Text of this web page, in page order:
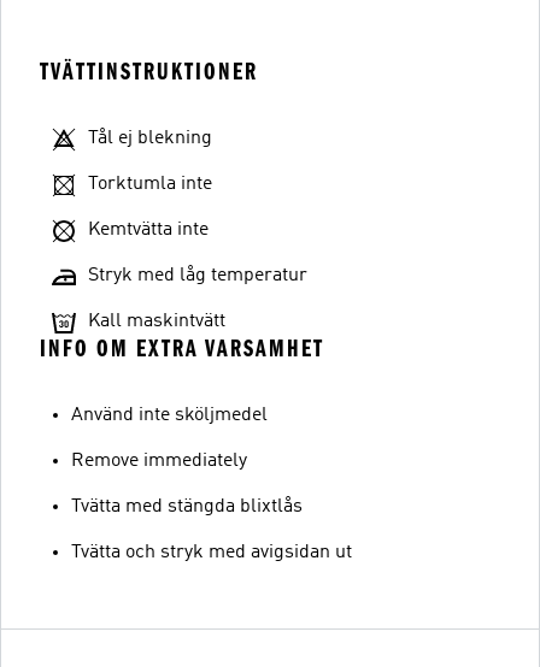
TVÄTTINSTRUKTIONER
Tål ej blekning
Torktumla inte
Kemtvätta inte
Stryk med låg temperatur
Kall maskintvätt
INFO OM EXTRA VARSAMHET
Använd inte sköljmedel
Remove immediately
Tvätta med stängda blixtlås
Tvätta och stryk med avigsidan ut